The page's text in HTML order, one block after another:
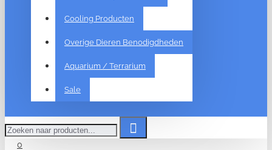
Cooling Producten
Overige Dieren Benodigdheden
Aquarium / Terrarium
Sale
naar
producten...
0